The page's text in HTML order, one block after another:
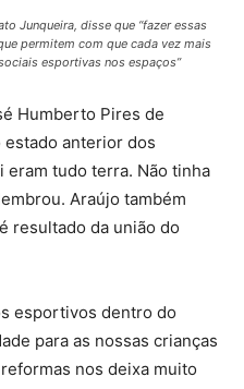
Junqueira, disse que “fazer essas
permitem com que cada vez mais
esportivas nos espaços”
Humberto Pires de
anterior dos
eram tudo terra. Não tinha
Araújo também
resultado da união do
esportivos dentro do
para as nossas crianças
nos deixa muito